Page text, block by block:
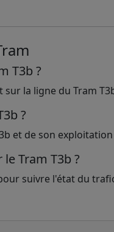
T3b ?
la ligne du Tram
?
et de son
Tram T3b ?
suivre l'état du